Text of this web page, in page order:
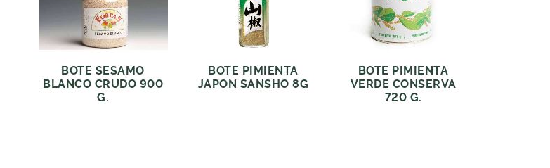
BOTE SESAMO
BLANCO CRUDO 900
G.
BOTE PIMIENTA
JAPON SANSHO 8G
BOTE PIMIENTA
VERDE CONSERVA
720 G.